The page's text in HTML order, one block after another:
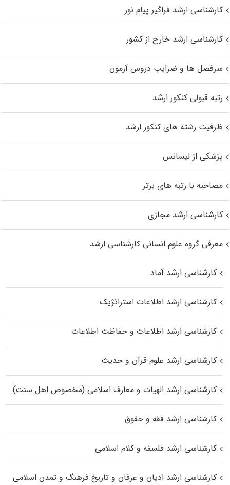
کارشناسی ارشد فراگیر پیام نور
کارشناسی ارشد خارج از کشور
سرفصل ها و ضرایب دروس آزمون
رتبه قبولی کنکور ارشد
ظرفیت رشته های کنکور ارشد
پزشکی از لیسانس
مصاحبه با رتبه های برتر
کارشناسی ارشد مجازی
معرفی گروه علوم انسانی کارشناسی ارشد
کارشناسی ارشد آماد
کارشناسی ارشد اطلاعات استراتژیک
کارشناسی ارشد اطلاعات و حفاظت اطلاعات
کارشناسی ارشد علوم قرآن و حدیث
کارشناسی ارشد الهیات و معارف اسلامی (مخصوص اهل سنت)
کارشناسی ارشد فقه و حقوق
کارشناسی ارشد فلسفه و کلام اسلامی
کارشناسی ارشد ادیان و عرفان و تاریخ فرهنگ و تمدن اسلامی